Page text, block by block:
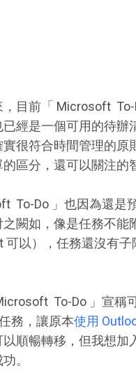
目前「 Microsoft To-
經是一個可用的待辦
實很符合時間管理的原
區分，還可以關注的
To-Do 」也因為還是
之闕如，像是任務不能
可以），任務還沒有子
To-Do 」宣稱
務，讓原本使用
以順暢轉移，但我想加
。